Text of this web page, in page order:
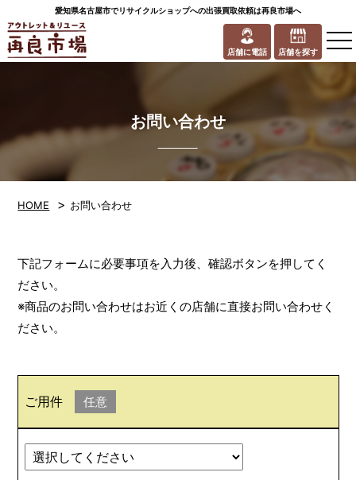
愛知県名古屋市でリサイクルショップへの出張買取依頼は再良市場へ
店舗に電話 店舗を探す
お問い合わせ
HOME > お問い合わせ
下記フォームに必要事項を入力後、確認ボタンを押してく
ださい。
※商品のお問い合わせはお近くの店舗に直接お問い合わせく
ださい。
ご用件 任意